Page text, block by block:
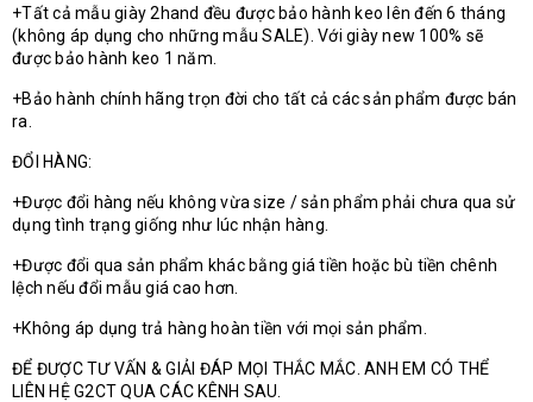
+Tất cả mẫu giày 2hand đều được bảo hành keo lên đến 6 tháng
(không áp dụng cho những mẫu SALE). Với giày new 100% sẽ
được bảo hành keo 1 năm.
+Bảo hành chính hãng trọn đời cho tất cả các sản phẩm được bán
ra.
ĐỔI HÀNG:
+Được đổi hàng nếu không vừa size / sản phẩm phải chưa qua sử
dụng tình trạng giống như lúc nhận hàng.
+Được đổi qua sản phẩm khác bằng giá tiền hoặc bù tiền chênh
lệch nếu đổi mẫu giá cao hơn.
+Không áp dụng trả hàng hoàn tiền với mọi sản phẩm.
ĐỂ ĐƯỢC TƯ VẤN & GIẢI ĐÁP MỌI THẮC MẮC. ANH EM CÓ THỂ
LIÊN HỆ G2CT QUA CÁC KÊNH SAU.